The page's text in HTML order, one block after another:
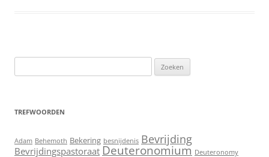
naar:
TREFWOORDEN
Adam Behemoth Bekering besnijdenis Bevrijding
Bevrijdingspastoraat Deuteronomium Deuteronomy